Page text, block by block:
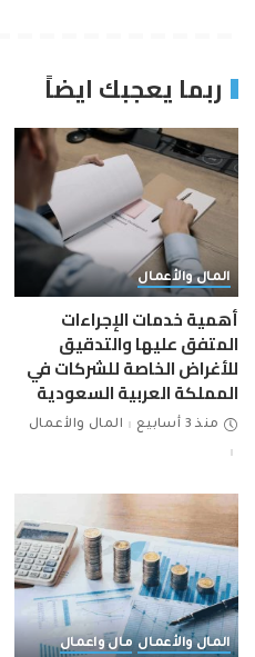
ربما يعجبك ايضاً
المال والأعمال
أهمية خدمات الإجراءات
المتفق عليها والتدقيق
للأغراض الخاصة للشركات في
المملكة العربية السعودية
منذ 3 أسابيع المال والأعمال
المال والأعمال مال واعمال